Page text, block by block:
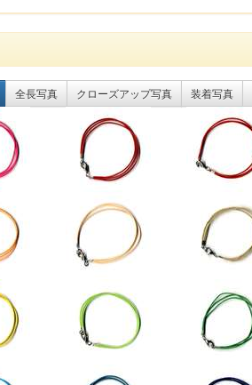
全長写真 クローズアップ写真 装着写真